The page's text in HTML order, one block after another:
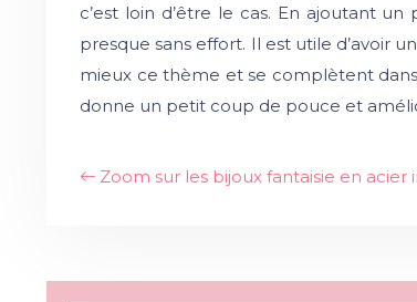
c’est loin d’être le cas. En ajoutant
presque sans effort. Il est utile d’avoir
mieux ce thème et se complètent
donne un petit coup de pouce et
Zoom sur les bijoux fantaisie en acier